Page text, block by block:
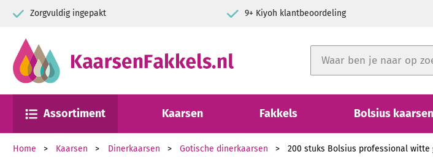
Zorgvuldig ingepakt 9+ Kiyoh klantbeoordeling
Assortiment Kaarsen Fakkels Bolsius kaarsen
Home Kaarsen Dinerkaarsen Gotische dinerkaarsen 200 stuks Bolsius professional witte